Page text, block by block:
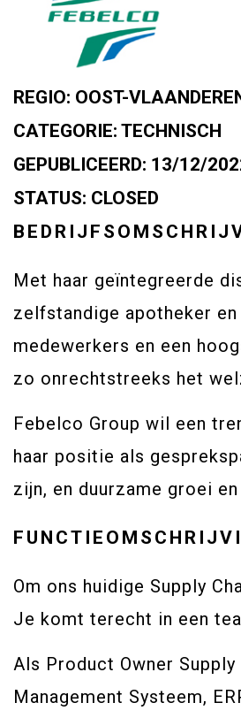
REGIO: OOST-
CATEGORIE: TECHNISCH
GEPUBLICEERD: 13/12/
STATUS: CLOSED
Met haar geïntegreerde
zelfstandige apotheker
medewerkers en een
zo onrechtstreeks het
Febelco Group wil een
haar positie als
zijn, en duurzame groei
Om ons huidige Supply
Je komt terecht in een
Als Product Owner
Management Systeem,